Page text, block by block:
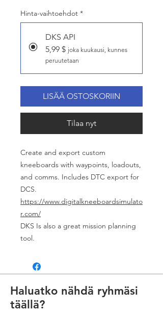
Hinta-vaihtoehdot *
DKS API
5,99 $ joka kuukausi, kunnes
peruutetaan
LISÄÄ OSTOSKORIIN
Tilaa nyt
Create and export custom
kneeboards with waypoints, loadouts,
and comms. Includes DTC export for
DCS.
https://www.digitalkneeboardsimulato
r.com/
DKS Is also a great mission planning
tool.
Haluatko nähdä ryhmäsi
täällä?